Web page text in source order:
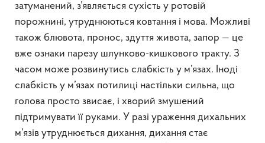
затуманений, з’являється сухість у ротовій
порожнині, утруднюються ковтання і мова. Можливі
також блювота, пронос, здуття живота, запор — це
вже ознаки парезу шлунково-кишкового тракту. З
часом може розвинутись слабкість у м’язах. Іноді
слабкість у м’язах потилиці настільки сильна, що
голова просто звисає, і хворий змушений
підтримувати її руками. У разі ураження дихальних
м’язів утруднюється дихання, дихання стає